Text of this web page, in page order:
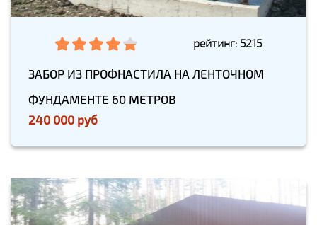
рейтинг: 5215
ЗАБОР ИЗ ПРОФНАСТИЛА НА ЛЕНТОЧНОМ
ФУНДАМЕНТЕ 60 МЕТРОВ
240 000 руб